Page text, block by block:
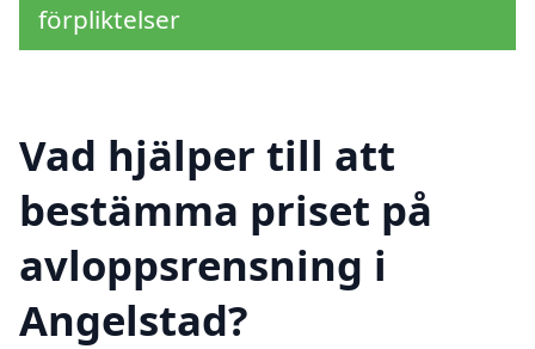
förpliktelser
Vad hjälper till att
bestämma priset på
avloppsrensning i
Angelstad?